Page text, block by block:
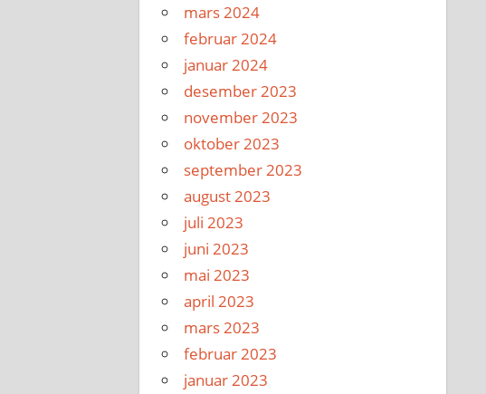
mars 2024
februar 2024
januar 2024
desember 2023
november 2023
oktober 2023
september 2023
august 2023
juli 2023
juni 2023
mai 2023
april 2023
mars 2023
februar 2023
januar 2023